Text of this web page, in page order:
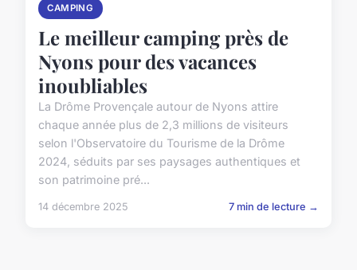
CAMPING
Le meilleur camping près de
Nyons pour des vacances
inoubliables
La Drôme Provençale autour de Nyons attire
chaque année plus de 2,3 millions de visiteurs
selon l'Observatoire du Tourisme de la Drôme
2024, séduits par ses paysages authentiques et
son patrimoine pré...
14 décembre 2025 7 min de lecture →